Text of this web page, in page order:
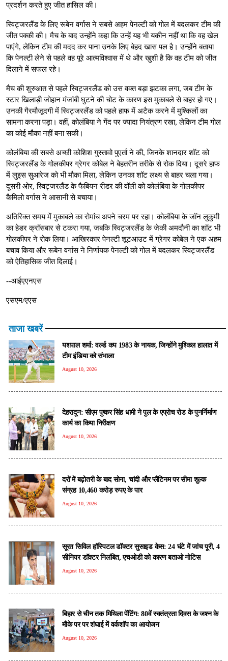
प्रदर्शन करते हुए जीत हासिल की।
स्विट्जरलैंड के लिए रूबेन वर्गास ने सबसे अहम पेनल्टी को गोल में बदलकर टीम की
जीत पक्की की। मैच के बाद उन्होंने कहा कि उन्हें यह भी यकीन नहीं था कि वह खेल
पाएंगे, लेकिन टीम की मदद कर पाना उनके लिए बेहद खास पल है। उन्होंने बताया
कि पेनल्टी लेने से पहले वह पूरे आत्मविश्वास में थे और खुशी है कि वह टीम को जीत
दिलाने में सफल रहे।
मैच की शुरुआत से पहले स्विट्जरलैंड को उस वक्त बड़ा झटका लगा, जब टीम के
स्टार खिलाड़ी जोहान मंजांबी घुटने की चोट के कारण इस मुकाबले से बाहर हो गए।
उनकी गैरमौजूदगी में स्विट्जरलैंड को पहले हाफ में अटैक करने में मुश्किलों का
सामना करना पड़ा। वहीं, कोलंबिया ने गेंद पर ज्यादा नियंत्रण रखा, लेकिन टीम गोल
का कोई मौका नहीं बना सकी।
कोलंबिया की सबसे अच्छी कोशिश गुस्तावो पुएर्ता ने की, जिनके शानदार शॉट को
स्विट्जरलैंड के गोलकीपर ग्रेगर कोबेल ने बेहतरीन तरीके से रोक दिया। दूसरे हाफ
में लुइस सुआरेज को भी मौका मिला, लेकिन उनका शॉट लक्ष्य से बाहर चला गया।
दूसरी ओर, स्विट्जरलैंड के फैबियन रीडर की वॉली को कोलंबिया के गोलकीपर
कैमिलो वर्गास ने आसानी से बचाया।
अतिरिक्त समय में मुकाबले का रोमांच अपने चरम पर रहा। कोलंबिया के जॉन लुकुमी
का हेडर क्रॉसबार से टकरा गया, जबकि स्विट्जरलैंड के जेकी अमदौनी का शॉट भी
गोलकीपर ने रोक लिया। आखिरकार पेनल्टी शूटआउट में ग्रेगर कोबेल ने एक अहम
बचाव किया और रूबेन वर्गास ने निर्णायक पेनल्टी को गोल में बदलकर स्विट्जरलैंड
को ऐतिहासिक जीत दिलाई।
--आईएएनएस
एसएम/एएस
ताजा खबरें
यशपाल शर्मा: वर्ल्ड कप 1983 के नायक, जिन्होंने मुश्किल हालात में
टीम इंडिया को संभाला
August 10, 2026
देहरादून: सीएम पुष्कर सिंह धामी ने पुल के एप्रोच रोड के पुनर्निर्माण
कार्य का किया निरीक्षण
August 10, 2026
दरों में बढ़ोतरी के बाद सोना, चांदी और प्लैटिनम पर सीमा शुल्क
संग्रह 10,460 करोड़ रुपए के पार
August 10, 2026
सूरत सिविल हॉस्पिटल डॉक्टर सुसाइड केस: 24 घंटे में जांच पूरी, 4
सीनियर डॉक्टर निलंबित, एचओडी को कारण बताओ नोटिस
August 10, 2026
बिहार से चीन तक मिथिला पेंटिंग: 80वें स्वतंत्रता दिवस के जश्न के
मौके पर पर शंघाई में वर्कशॉप का आयोजन
August 10, 2026